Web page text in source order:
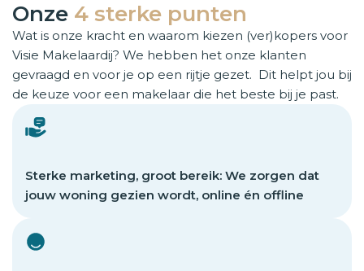
Onze 4 sterke punten
Wat is onze kracht en waarom kiezen (ver)kopers voor
Visie Makelaardij? We hebben het onze klanten
gevraagd en voor je op een rijtje gezet. Dit helpt jou bij
de keuze voor een makelaar die het beste bij je past.
Sterke marketing, groot bereik: We zorgen dat
jouw woning gezien wordt, online én offline